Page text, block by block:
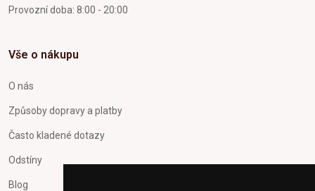
Provozní doba: 8:00 - 20:00
Vše o nákupu
O nás
Způsoby dopravy a platby
Často kladené dotazy
Odstíny
Blog